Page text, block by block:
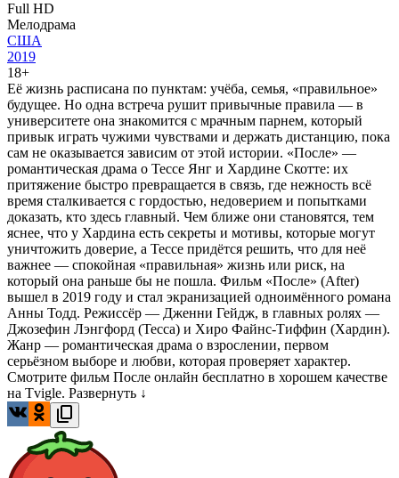
Full HD
Мелодрама
США
2019
18+
Её жизнь расписана по пунктам: учёба, семья, «правильное»
будущее. Но одна встреча рушит привычные правила — в
университете она знакомится с мрачным парнем, который
привык играть чужими чувствами и держать дистанцию, пока
сам не оказывается зависим от этой истории. «После» —
романтическая драма о Тессе Янг и Хардине Скотте: их
притяжение быстро превращается в связь, где нежность всё
время сталкивается с гордостью, недоверием и попытками
доказать, кто здесь главный. Чем ближе они становятся, тем
яснее, что у Хардина есть секреты и мотивы, которые могут
уничтожить доверие, а Тессе придётся решить, что для неё
важнее — спокойная «правильная» жизнь или риск, на
который она раньше бы не пошла. Фильм «После» (After)
вышел в 2019 году и стал экранизацией одноимённого романа
Анны Тодд. Режиссёр — Дженни Гейдж, в главных ролях —
Джозефин Лэнгфорд (Тесса) и Хиро Файнс-Тиффин (Хардин).
Жанр — романтическая драма о взрослении, первом
серьёзном выборе и любви, которая проверяет характер.
Смотрите фильм После онлайн бесплатно в хорошем качестве
на Tvigle. Развернуть ↓